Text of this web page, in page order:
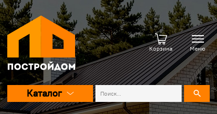
Корзина Меню
Каталог